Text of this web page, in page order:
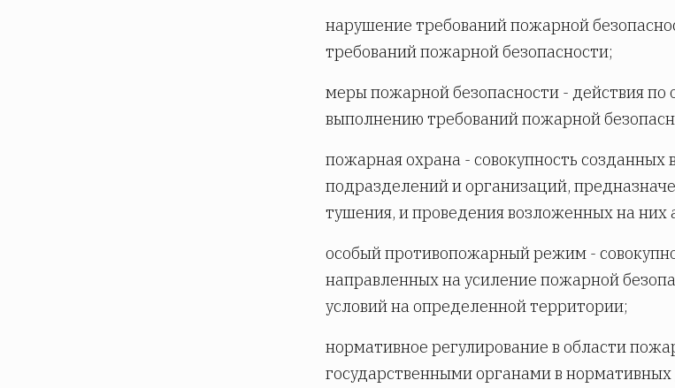
нарушение требований пожарной
требований пожарной безопасности;
меры пожарной безопасности - действия
выполнению требований пожарной
пожарная охрана - совокупность созданных
подразделений и организаций,
тушения, и проведения возложенных на них
особый противопожарный режим -
направленных на усиление пожарной
условий на определенной территории;
нормативное регулирование в области
государственными органами в